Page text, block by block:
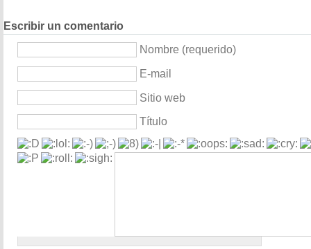
Escribir un comentario
Nombre (requerido)
E-mail
Sitio web
Título